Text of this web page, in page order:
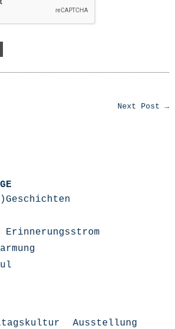
Next Post →
Ausstellung